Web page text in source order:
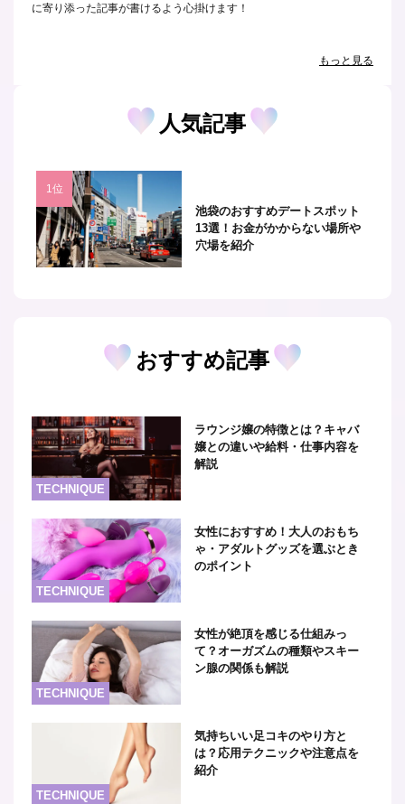
に寄り添った記事が書けるよう心掛けます！
もっと見る
人気記事
池袋のおすすめデートスポット
13選！お金がかからない場所や
穴場を紹介
おすすめ記事
TECHNIQUE
ラウンジ嬢の特徴とは？キャバ
嬢との違いや給料・仕事内容を
解説
TECHNIQUE
女性におすすめ！大人のおもち
ゃ・アダルトグッズを選ぶとき
のポイント
TECHNIQUE
女性が絶頂を感じる仕組みっ
て？オーガズムの種類やスキー
ン腺の関係も解説
TECHNIQUE
気持ちいい足コキのやり方と
は？応用テクニックや注意点を
紹介